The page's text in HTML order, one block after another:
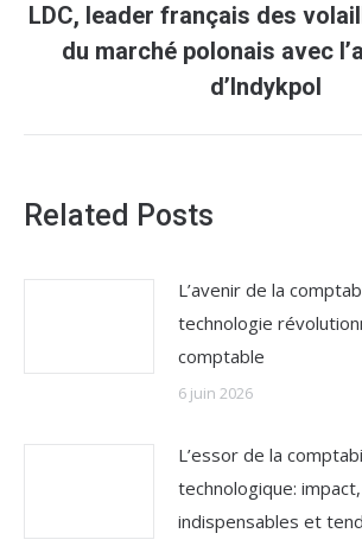
Article
suivant
LDC, leader français des
du marché polonais avec
d’Indykpol
Related Posts
L’avenir de la
technologie
comptable
6 juin 2026
L’essor de la
technologique:
indispensables et